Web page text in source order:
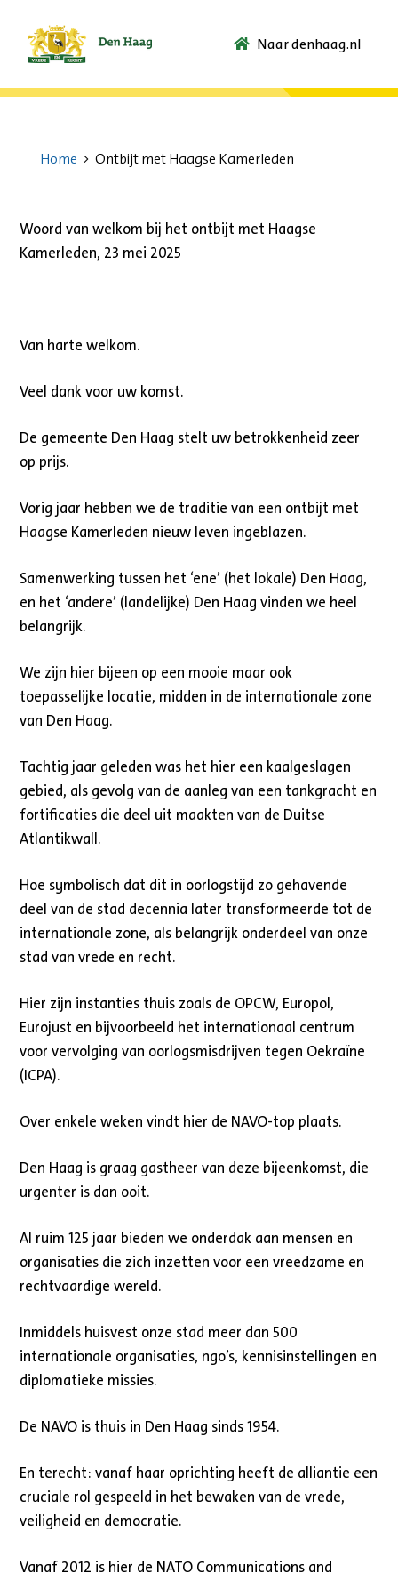
Ga
de
Naar denhaag.nl
Home Ontbijt met Haagse Kamerleden
Woord van welkom bij het ontbijt met Haagse
Kamerleden, 23 mei 2025
Van harte welkom.
Veel dank voor uw komst.
De gemeente Den Haag stelt uw betrokkenheid zeer
op prijs.
Vorig jaar hebben we de traditie van een ontbijt met
Haagse Kamerleden nieuw leven ingeblazen.
Samenwerking tussen het ‘ene’ (het lokale) Den Haag,
en het ‘andere’ (landelijke) Den Haag vinden we heel
belangrijk.
We zijn hier bijeen op een mooie maar ook
toepasselijke locatie, midden in de internationale zone
van Den Haag.
Tachtig jaar geleden was het hier een kaalgeslagen
gebied, als gevolg van de aanleg van een tankgracht en
fortificaties die deel uit maakten van de Duitse
Atlantikwall.
Hoe symbolisch dat dit in oorlogstijd zo gehavende
deel van de stad decennia later transformeerde tot de
internationale zone, als belangrijk onderdeel van onze
stad van vrede en recht.
Hier zijn instanties thuis zoals de OPCW, Europol,
Eurojust en bijvoorbeeld het internationaal centrum
voor vervolging van oorlogsmisdrijven tegen Oekraïne
(ICPA).
Over enkele weken vindt hier de NAVO-top plaats.
Den Haag is graag gastheer van deze bijeenkomst, die
urgenter is dan ooit.
Al ruim 125 jaar bieden we onderdak aan mensen en
organisaties die zich inzetten voor een vreedzame en
rechtvaardige wereld.
Inmiddels huisvest onze stad meer dan 500
internationale organisaties, ngo’s, kennisinstellingen en
diplomatieke missies.
De NAVO is thuis in Den Haag sinds 1954.
En terecht: vanaf haar oprichting heeft de alliantie een
cruciale rol gespeeld in het bewaken van de vrede,
veiligheid en democratie.
Vanaf 2012 is hier de NATO Communications and